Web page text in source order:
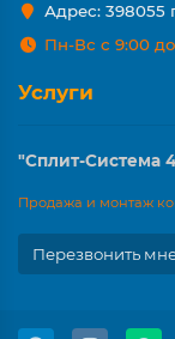
Адрес: 398055
Пн-Вс с 9:00
Услуги
"Сплит-Система
Продажа и монтаж
Перезвонить